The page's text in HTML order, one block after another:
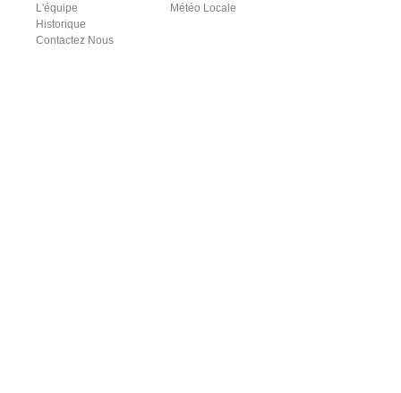
L'équipe
Historique
Contactez Nous
Météo Locale